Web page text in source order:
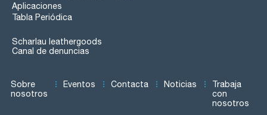
Aplicaciones
Tabla Periódica
Scharlau leathergoods
Canal de denuncias
Sobre
nosotros
Eventos Contacta Noticias
Trabaja
con
nosotros